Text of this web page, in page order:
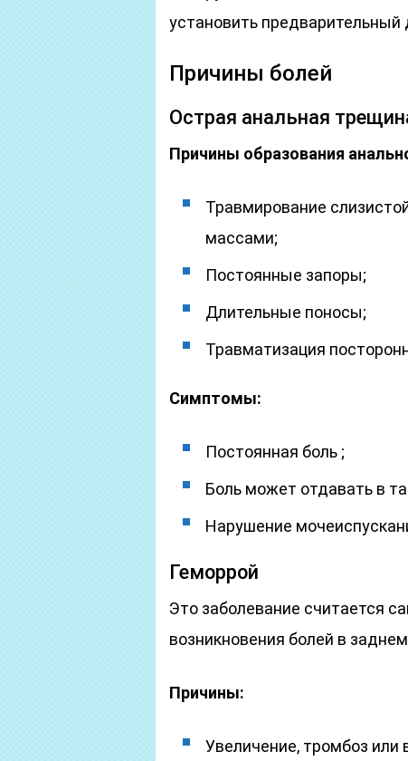
установить предварительный
Причины болей
Острая анальная
Причины образования
Травмирование
массами;
Постоянные запоры;
Длительные поносы;
Травматизация
Симптомы:
Постоянная боль ;
Боль может отдавать в
Нарушение
Геморрой
Это заболевание считается
возникновения болей в
Причины:
Увеличение, тромбоз или